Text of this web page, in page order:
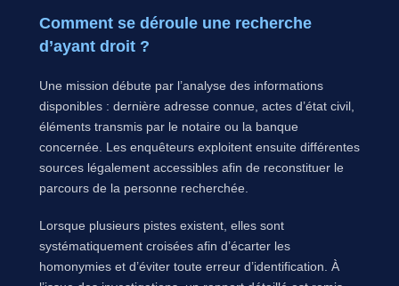
Comment se déroule une recherche
d’ayant droit ?
Une mission débute par l’analyse des informations
disponibles : dernière adresse connue, actes d’état civil,
éléments transmis par le notaire ou la banque
concernée. Les enquêteurs exploitent ensuite différentes
sources légalement accessibles afin de reconstituer le
parcours de la personne recherchée.
Lorsque plusieurs pistes existent, elles sont
systématiquement croisées afin d’écarter les
homonymies et d’éviter toute erreur d’identification. À